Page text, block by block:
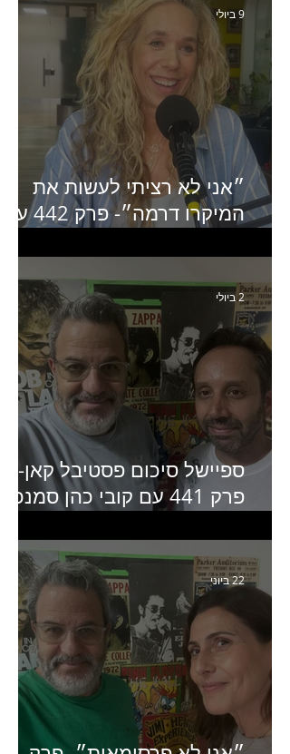
״אני לא רציתי לעשות את
המיקרו דרמה״- פרק 442 עם
של יד2
9 ביולי
ספיישל סיכום פסטיבל קאן-
פרק 441 עם קובי כהן
2 ביולי
22 ביוני